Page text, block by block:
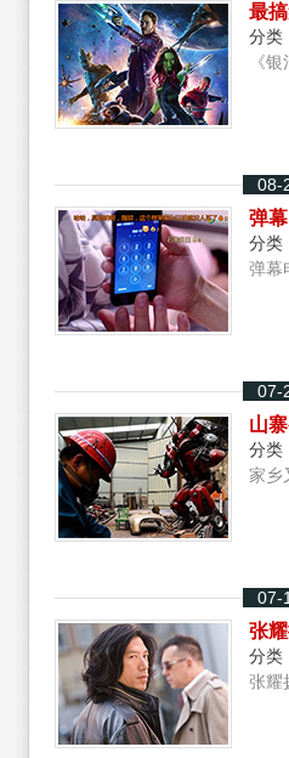
最
分类
《
08-
弹
分类
弹幕
07-
山
分类
家乡
07-
张
分类
张耀